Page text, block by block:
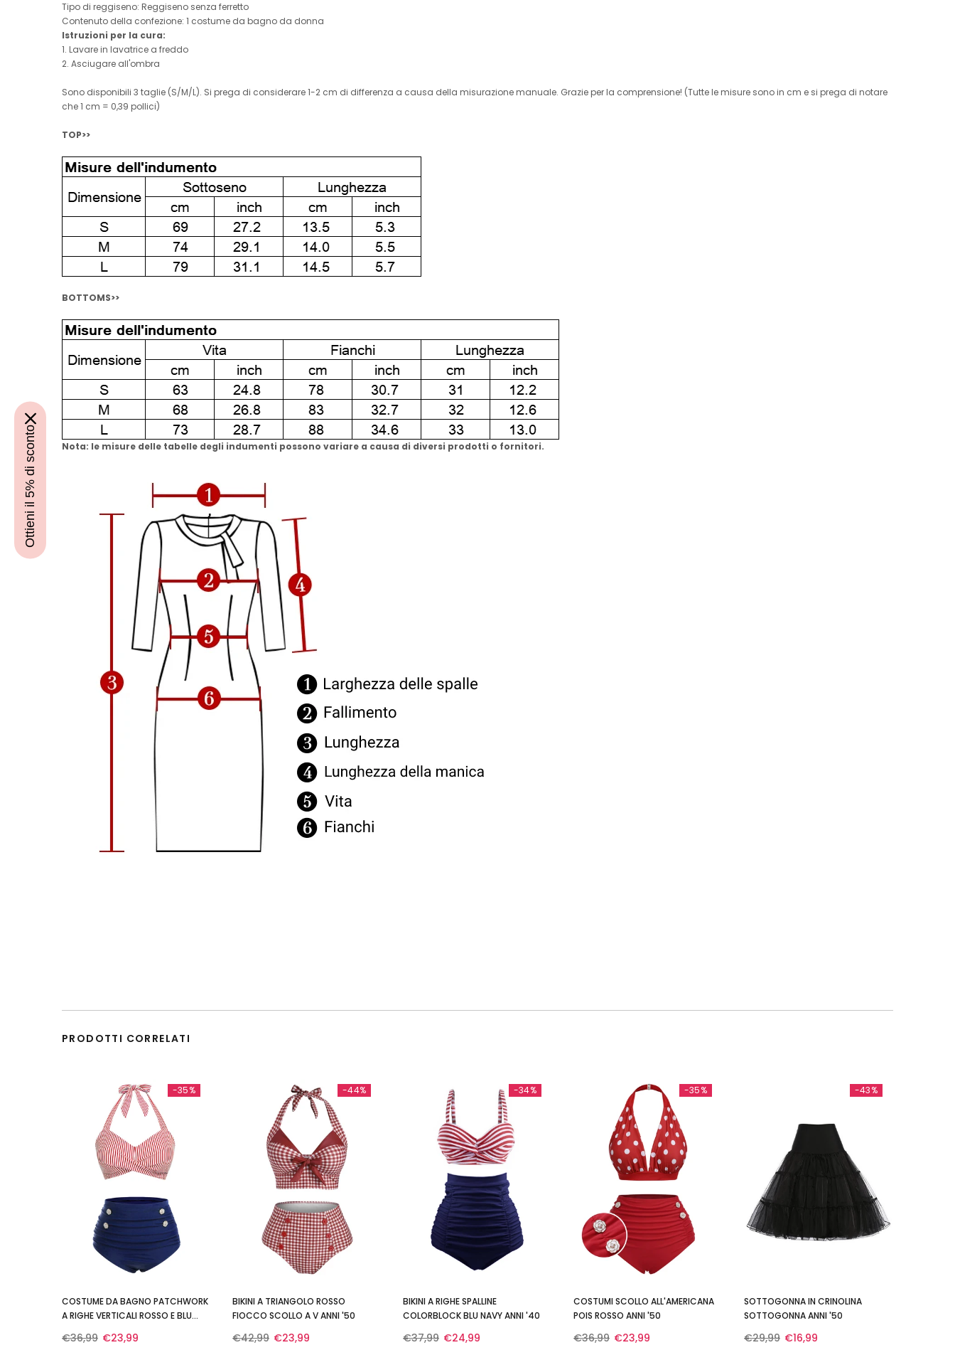
Tipo di reggiseno: Reggiseno senza ferretto
Contenuto della confezione: 1 costume da bagno da donna
Istruzioni per la cura:
1. Lavare in lavatrice a freddo
2. Asciugare all'ombra
Sono disponibili 3 taglie (S/M/L). Si prega di considerare 1-2 cm di differenza a causa della misurazione manuale. Grazie per la comprensione! (Tutte le misure sono in cm e si prega di notare
che 1 cm = 0,39 pollici)
TOP>>
BOTTOMS>>
Nota: le misure delle tabelle degli indumenti possono variare a causa di diversi prodotti o fornitori.
PRODOTTI CORRELATI
-35%
COSTUME DA BAGNO PATCHWORK
A RIGHE VERTICALI ROSSO E BLU
€36,99 €23,99
-44%
BIKINI A TRIANGOLO ROSSO
FIOCCO SCOLLO A V ANNI '50
€42,99 €23,99
-34%
BIKINI A RIGHE SPALLINE
COLORBLOCK BLU NAVY ANNI '40
€37,99 €24,99
-35%
COSTUMI SCOLLO ALL'AMERICANA
POIS ROSSO ANNI '50
€36,99 €23,99
-43%
SOTTOGONNA IN CRINOLINA
SOTTOGONNA ANNI '50
€29,99 €16,99
Ottieni il 5% di sconto